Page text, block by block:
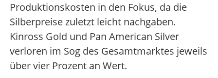
Produktionskosten in den Fokus, da die
Silberpreise zuletzt leicht nachgaben.
Kinross Gold und Pan American Silver
verloren im Sog des Gesamtmarktes jeweils
über vier Prozent an Wert.